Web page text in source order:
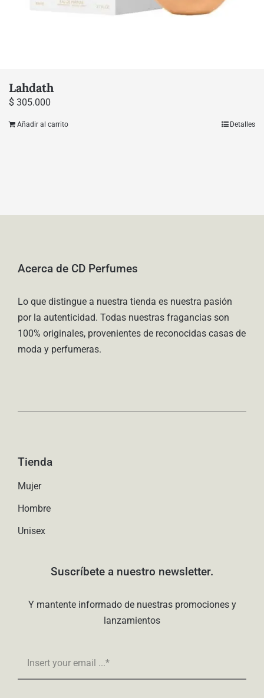
Lahdath
$ 305.000
Añadir al carrito Detalles
Acerca de CD Perfumes
Lo que distingue a nuestra tienda es nuestra pasión
por la autenticidad. Todas nuestras fragancias son
100% originales, provenientes de reconocidas casas de
moda y perfumeras.
Tienda
Mujer
Hombre
Unisex
Suscríbete a nuestro newsletter.
Y mantente informado de nuestras promociones y
lanzamientos